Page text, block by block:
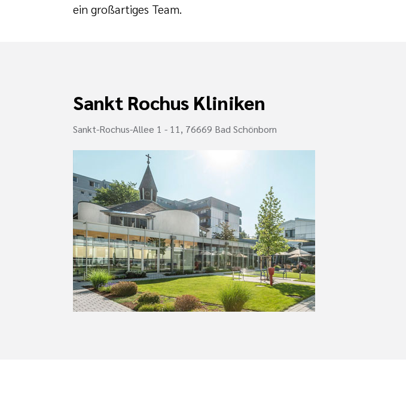
ein großartiges Team.
Sankt Rochus Kliniken
Sankt-Rochus-Allee 1 - 11, 76669 Bad Schönborn